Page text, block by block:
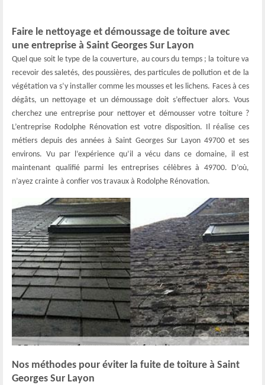
Faire le nettoyage et démoussage de toiture avec
une entreprise à Saint Georges Sur Layon
Quel que soit le type de la couverture, au cours du temps ; la toiture va
recevoir des saletés, des poussières, des particules de pollution et de la
végétation va s’y installer comme les mousses et les lichens. Faces à ces
dégâts, un nettoyage et un démoussage doit s’effectuer alors. Vous
cherchez une entreprise pour nettoyer et démousser votre toiture ?
L’entreprise Rodolphe Rénovation est votre disposition. Il réalise ces
métiers depuis des années à Saint Georges Sur Layon 49700 et ses
environs. Vu par l’expérience qu’il a vécu dans ce domaine, il est
maintenant qualifié parmi les entreprises célèbres à 49700. D’où,
n’ayez crainte à confier vos travaux à Rodolphe Rénovation.
Nos méthodes pour éviter la fuite de toiture à Saint
Georges Sur Layon